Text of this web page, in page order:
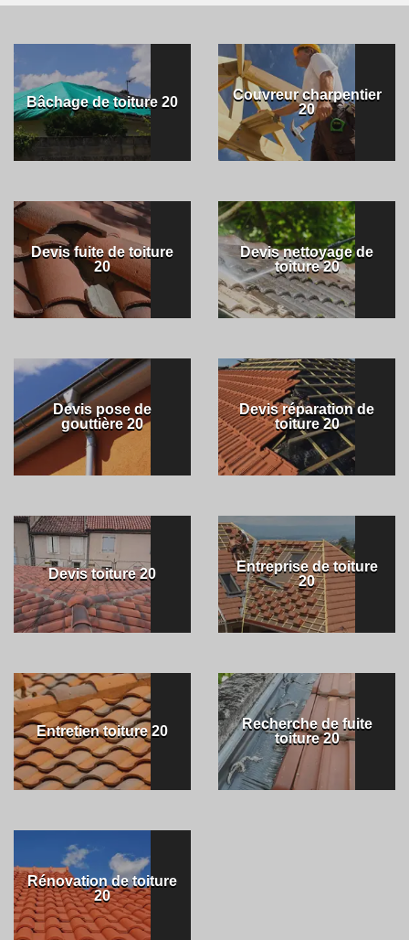
Bâchage de toiture 20
Couvreur charpentier
20
Devis fuite de toiture
20
Devis nettoyage de
toiture 20
Devis pose de
gouttière 20
Devis réparation de
toiture 20
Devis toiture 20
Entreprise de toiture
20
Entretien toiture 20
Recherche de fuite
toiture 20
Rénovation de toiture
20